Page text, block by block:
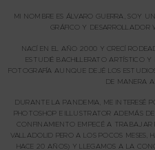
MI NOMBRE ES ÁLVARO GUERRA, SOY
GRÁFICO Y DESARROLLADOR
NACÍ EN EL AÑO 2000 Y CRECÍ
ESTUDIÉ BACHILLERATO ARTÍSTICO
FOTOGRAFÍA AUNQUE DEJÉ LOS
DE MANERA
DURANTE LA PANDEMIA, ME INTERESÉ
PHOTOSHOP E ILLUSTRATOR ADEMÁS
CONFINAMIENTO EMPECÉ A
VALLADOLID PERO A LOS POCOS MESES,
HACE 20 AÑOS) Y LLEGAMOS A LA